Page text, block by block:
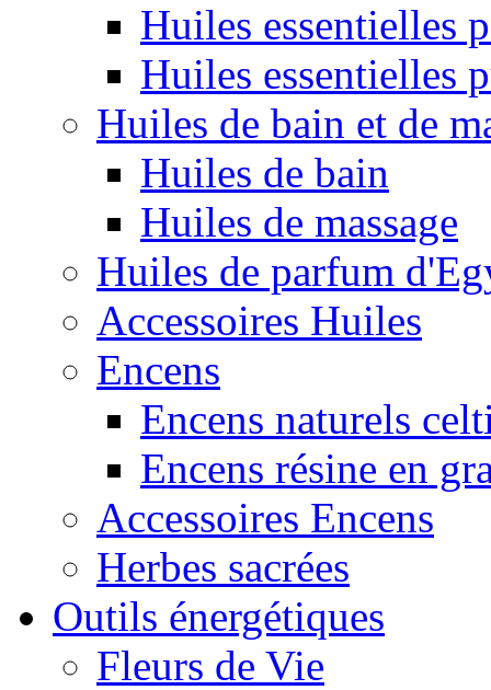
Huiles essentielles
Huiles essentielles
Huiles de bain et de
Huiles de bain
Huiles de massage
Huiles de parfum
Accessoires Huiles
Encens
Encens naturels
Encens résine en
Accessoires Encens
Herbes sacrées
Outils énergétiques
Fleurs de Vie